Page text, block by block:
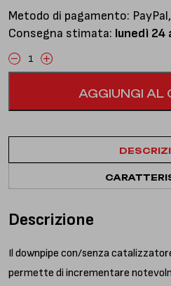
Metodo di pagamento:
Consegna stimata: lunedì 24
Downpipe
catalizzatore
quantità
AGGIUNGI AL
Descrizione
Il downpipe con/senza
permette di incrementare